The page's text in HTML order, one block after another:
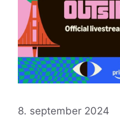
8. september 2024